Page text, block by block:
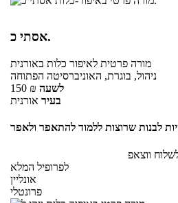
אסתי כ.
מורה פרטית לאיפור כלות באורנית
ניהול, בוגרת, האוניברסיטה הפתוחה
150 ₪ לשעה
בעיר אורנית
לבנות שרוצות ללמוד להתאפר ולאפר
ווצאפ
לפרופיל המלא
אונליין
פרונטלי